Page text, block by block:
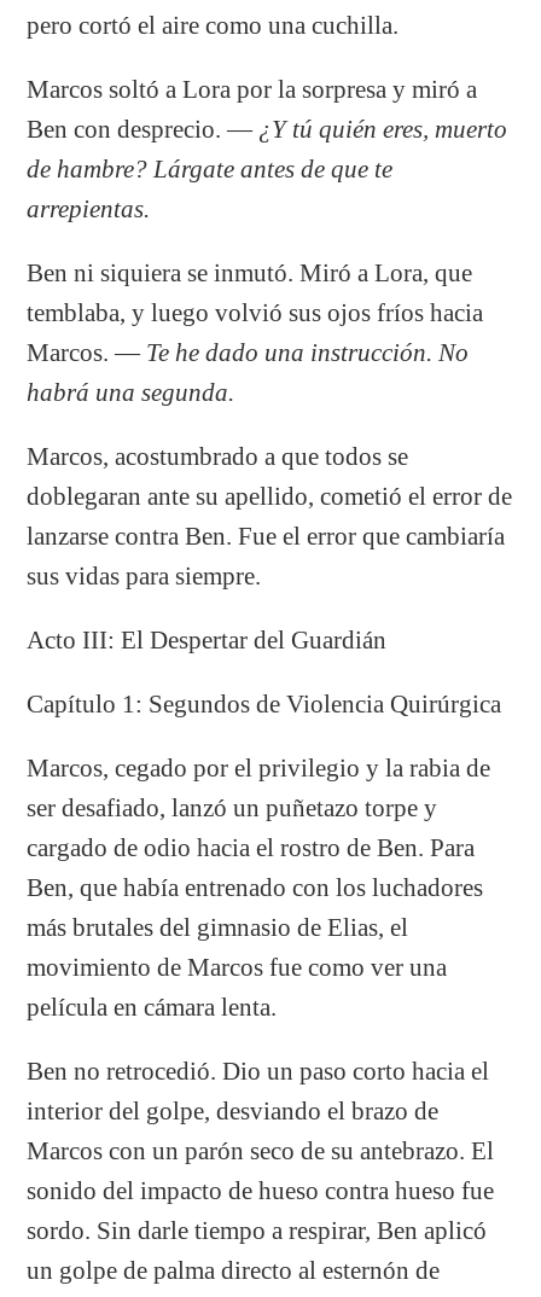
pero cortó el aire como una cuchilla.
Marcos soltó a Lora por la sorpresa y miró a
Ben con desprecio. — ¿Y tú quién eres, muerto
de hambre? Lárgate antes de que te
arrepientas.
Ben ni siquiera se inmutó. Miró a Lora, que
temblaba, y luego volvió sus ojos fríos hacia
Marcos. — Te he dado una instrucción. No
habrá una segunda.
Marcos, acostumbrado a que todos se
doblegaran ante su apellido, cometió el error de
lanzarse contra Ben. Fue el error que cambiaría
sus vidas para siempre.
Acto III: El Despertar del Guardián
Capítulo 1: Segundos de Violencia Quirúrgica
Marcos, cegado por el privilegio y la rabia de
ser desafiado, lanzó un puñetazo torpe y
cargado de odio hacia el rostro de Ben. Para
Ben, que había entrenado con los luchadores
más brutales del gimnasio de Elias, el
movimiento de Marcos fue como ver una
película en cámara lenta.
Ben no retrocedió. Dio un paso corto hacia el
interior del golpe, desviando el brazo de
Marcos con un parón seco de su antebrazo. El
sonido del impacto de hueso contra hueso fue
sordo. Sin darle tiempo a respirar, Ben aplicó
un golpe de palma directo al esternón de